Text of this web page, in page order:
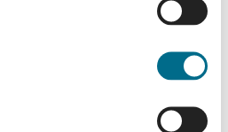
Gangpad met